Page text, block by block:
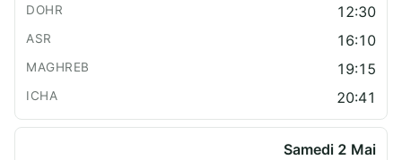
12:30
16:10
19:15
20:41
Samedi 2 Mai